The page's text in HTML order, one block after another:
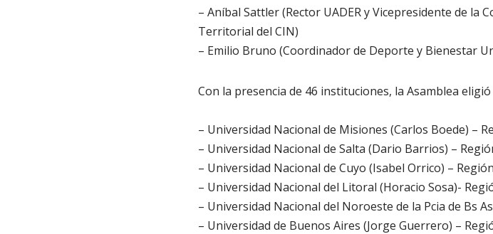
– Aníbal Sattler (Rector UADER y Vicepresidente de la
Territorial del CIN)
– Emilio Bruno (Coordinador de Deporte y Bienestar
Con la presencia de 46 instituciones, la Asamblea
– Universidad Nacional de Misiones (Carlos Boede) –
– Universidad Nacional de Salta (Dario Barrios) –
– Universidad Nacional de Cuyo (Isabel Orrico) –
– Universidad Nacional del Litoral (Horacio Sosa)-
– Universidad Nacional del Noroeste de la Pcia de Bs
– Universidad de Buenos Aires (Jorge Guerrero) –